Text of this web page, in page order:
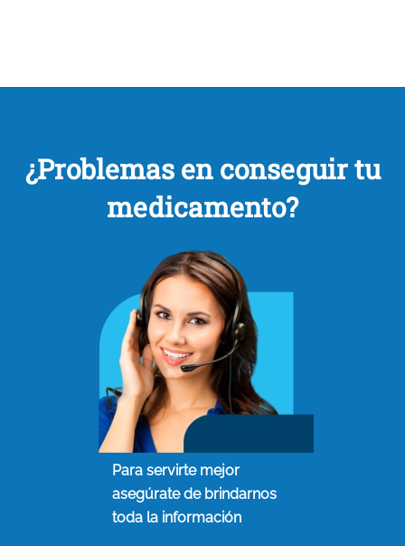
¿Problemas en conseguir tu
medicamento?
Para servirte mejor
asegúrate de brindarnos
toda la información